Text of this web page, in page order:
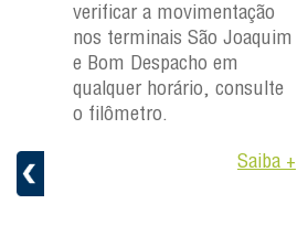
+
verificar a movimentação
nos terminais São Joaquim
e Bom Despacho em
qualquer horário, consulte
o filômetro.
Saiba +